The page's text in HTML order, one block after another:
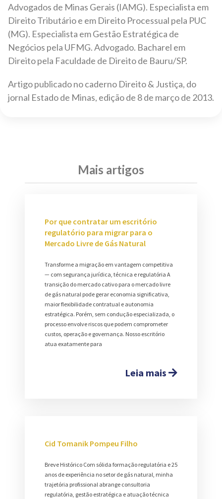
Advogados de Minas Gerais (IAMG). Especialista em
Direito Tributário e em Direito Processual pela PUC
(MG). Especialista em Gestão Estratégica de
Negócios pela UFMG. Advogado. Bacharel em
Direito pela Faculdade de Direito de Bauru/SP.
Artigo publicado no caderno Direito & Justiça, do
jornal Estado de Minas, edição de 8 de março de 2013.
Mais artigos
Por que contratar um escritório
regulatório para migrar para o
Mercado Livre de Gás Natural
Transforme a migração em vantagem competitiva
— com segurança jurídica, técnica e regulatória A
transição do mercado cativo para o mercado livre
de gás natural pode gerar economia significativa,
maior flexibilidade contratual e autonomia
estratégica. Porém, sem condução especializada, o
processo envolve riscos que podem comprometer
custos, operação e governança. Nosso escritório
atua exatamente para
Leia mais
Cid Tomanik Pompeu Filho
Breve Histórico Com sólida formação regulatória e 25
anos de experiência no setor de gás natural, minha
trajetória profissional abrange consultoria
regulatória, gestão estratégica e atuação técnica